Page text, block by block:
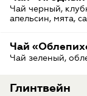
Чай черный,
апельсин, мята,
Чай
Чай зеленый,
Глинтвейн